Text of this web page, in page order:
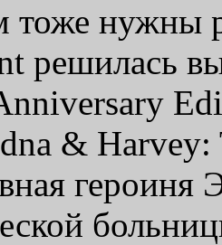
тоже нужны
решилась
&
героиня